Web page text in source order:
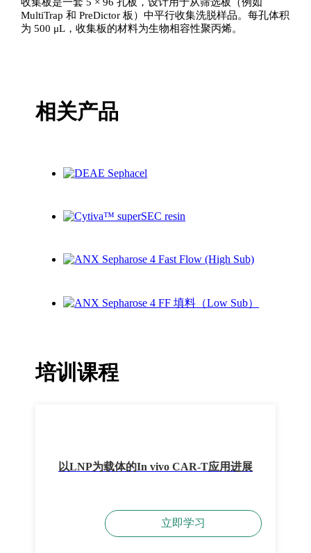
MultiTrap 和 PreDictor 板）中平行收集洗脱样品。每孔体积
为 500 μL，收集板的材料为生物相容性聚丙烯。
相关产品
培训课程
以LNP为载体的In vivo CAR-T应用进展
立即学习